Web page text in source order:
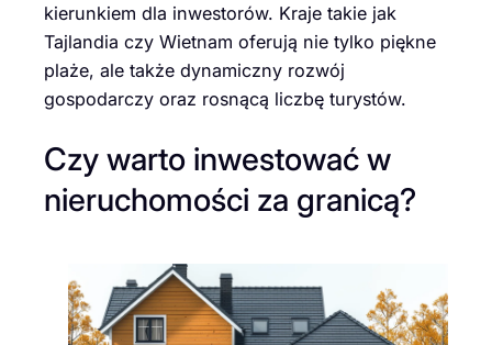
kierunkiem dla inwestorów. Kraje takie jak
Tajlandia czy Wietnam oferują nie tylko piękne
plaże, ale także dynamiczny rozwój
gospodarczy oraz rosnącą liczbę turystów.
Czy warto inwestować w
nieruchomości za granicą?